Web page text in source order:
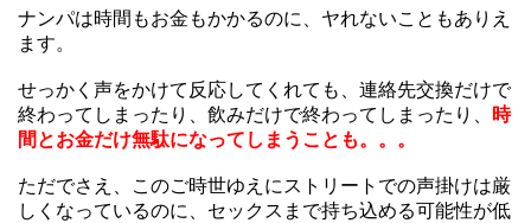
ナンパは時間もお金もかかるのに、ヤれないこともありえ
ます。
せっかく声をかけて反応してくれても、連絡先交換だけで
終わってしまったり、飲みだけで終わってしまったり、
時
間とお金だけ無駄になってしまうことも。。。
ただでさえ、このご時世ゆえにストリートでの声掛けは厳
しくなっているのに、セックスまで持ち込める可能性が低